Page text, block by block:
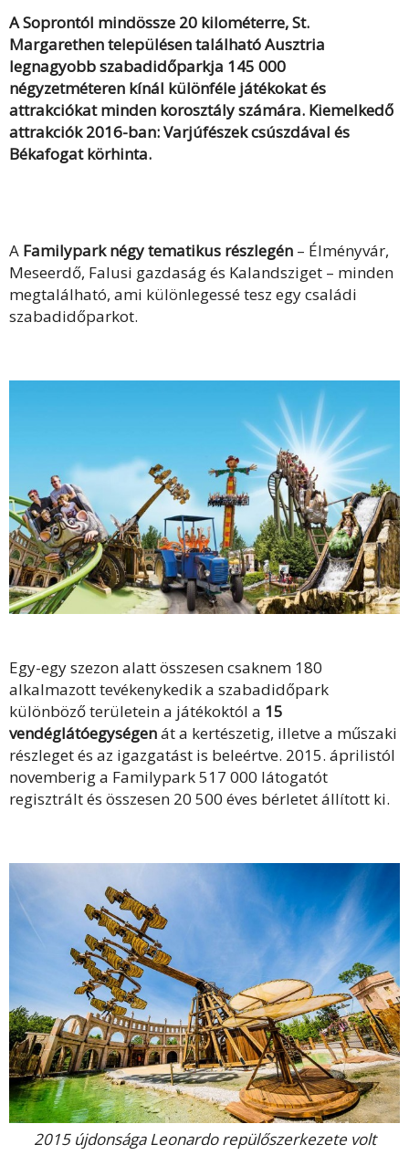
A Soprontól mindössze 20 kilométerre, St.
Margarethen településen található Ausztria
legnagyobb szabadidőparkja 145 000
négyzetméteren kínál különféle játékokat és
attrakciókat minden korosztály számára. Kiemelkedő
attrakciók 2016-ban: Varjúfészek csúszdával és
Békafogat körhinta.
A Familyparknégy tematikus részlegén – Élményvár,
Meseerdő, Falusi gazdaság és Kalandsziget – minden
megtalálható, ami különlegessé tesz egy családi
szabadidőparkot.
Egy-egy szezon alatt összesen csaknem 180
alkalmazott tevékenykedik a szabadidőpark
különböző területein a játékoktól a 15
vendéglátóegységenát a kertészetig, illetve a műszaki
részleget és az igazgatást is beleértve. 2015. áprilistól
novemberig a Familypark 517 000 látogatót
regisztrált és összesen 20 500 éves bérletet állított ki.
2015 újdonsága Leonardo repülőszerkezete volt